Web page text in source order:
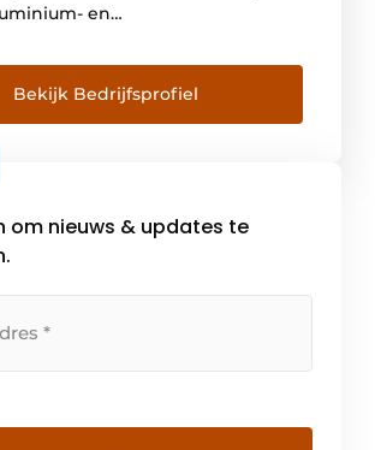
en
een precisie slijperij waar
gereedschap wordt ontwikkeld,
en onderhouden. Met een
medewerkers, meer dan 25
een modern machinepark en
Bekijk Bedrijfsprofiel
om nieuws & updates te